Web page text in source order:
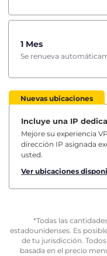
1 Mes
Se renueva
Nuevas ubicaciones
Incluye una IP
Mejore su experiencia
dirección IP asignada
usted.
Ver ubicaciones
*Todas las
estadounidenses. Es
de tu jurisdicción.
basada en el precio